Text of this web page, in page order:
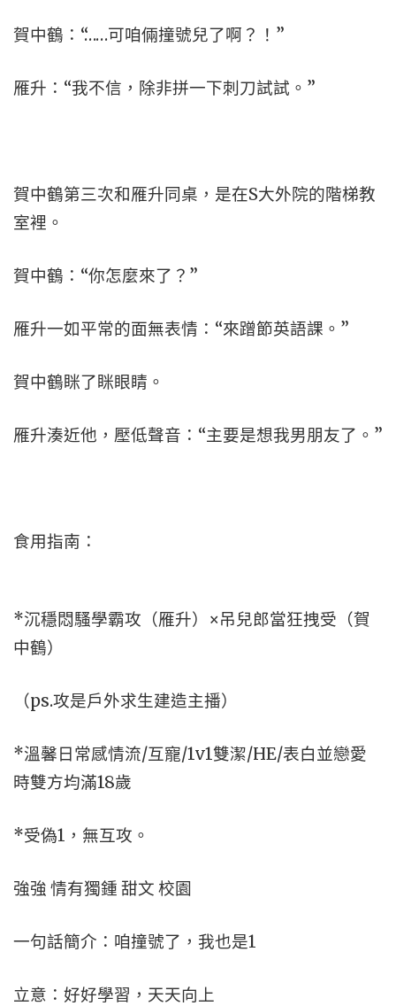
賀中鶴：“……可咱倆撞號兒了啊？！”
雁升：“我不信，除非拼一下刺刀試試。”
賀中鶴第三次和雁升同桌，是在S大外院的階梯教
室裡。
賀中鶴：“你怎麼來了？”
雁升一如平常的面無表情：“來蹭節英語課。”
賀中鶴眯了眯眼睛。
雁升湊近他，壓低聲音：“主要是想我男朋友了。”
食用指南：
*沉穩悶騷學霸攻（雁升）×吊兒郎當狂拽受（賀
中鶴）
（ps.攻是戶外求生建造主播）
*溫馨日常感情流/互寵/1v1雙潔/HE/表白並戀愛
時雙方均滿18歲
*受偽1，無互攻。
強強 情有獨鍾 甜文 校園
一句話簡介：咱撞號了，我也是1
立意：好好學習，天天向上